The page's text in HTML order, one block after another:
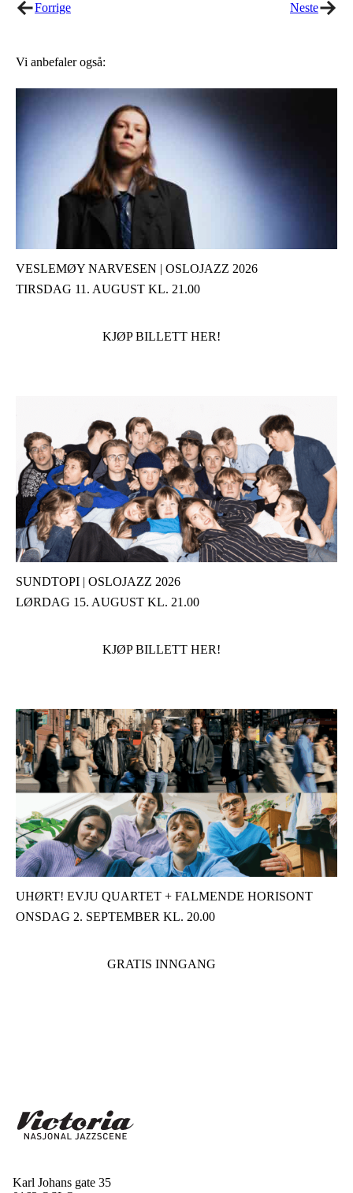
Forrige Neste
Vi anbefaler også:
VESLEMØY NARVESEN | OSLOJAZZ 2026
TIRSDAG 11. AUGUST KL. 21.00
KJØP BILLETT HER!
SUNDTOPI | OSLOJAZZ 2026
LØRDAG 15. AUGUST KL. 21.00
KJØP BILLETT HER!
UHØRT! EVJU QUARTET + FALMENDE HORISONT
ONSDAG 2. SEPTEMBER KL. 20.00
GRATIS INNGANG
Karl Johans gate 35